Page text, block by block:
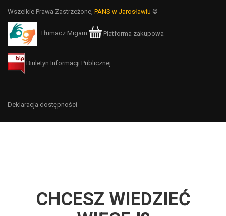
Wszelkie Prawa Zastrzeżone, PANS w Jarosławiu ©
Tłumacz Migam Platforma zakupowa
Biuletyn Informacji Publicznej
Deklaracja dostępności
CHCESZ WIEDZIEĆ